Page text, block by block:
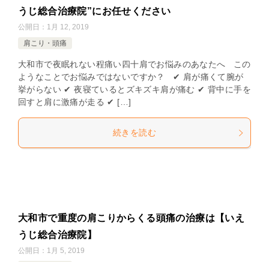
うじ総合治療院”にお任せください
公開日： 1月 12, 2019
肩こり・頭痛
大和市で夜眠れない程痛い四十肩でお悩みのあなたへ この
ようなことでお悩みではないですか？ ✔ 肩が痛くて腕が
挙がらない ✔ 夜寝ているとズキズキ肩が痛む ✔ 背中に手を
回すと肩に激痛が走る ✔ […]
続きを読む
大和市で重度の肩こりからくる頭痛の治療は【いえ
うじ総合治療院】
公開日： 1月 5, 2019